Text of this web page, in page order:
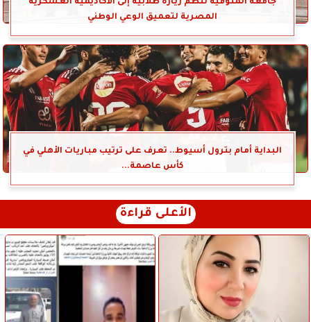
جامعة المنوفية تنظم زيارة طلابية إلى الأكاديمية العسكرية
المصرية لتعميق الوعي الوطني
البداية أمام بترول أسيوط.. تعرف على ترتيب مباريات الأهلي في
كأس عاصمة...
الأعلى قراءة